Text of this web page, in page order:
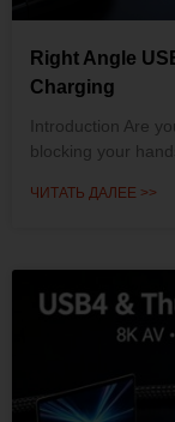
Right Angle
Charging
Introduction Are
blocking your
ЧИТАТЬ ДАЛЕЕ >>